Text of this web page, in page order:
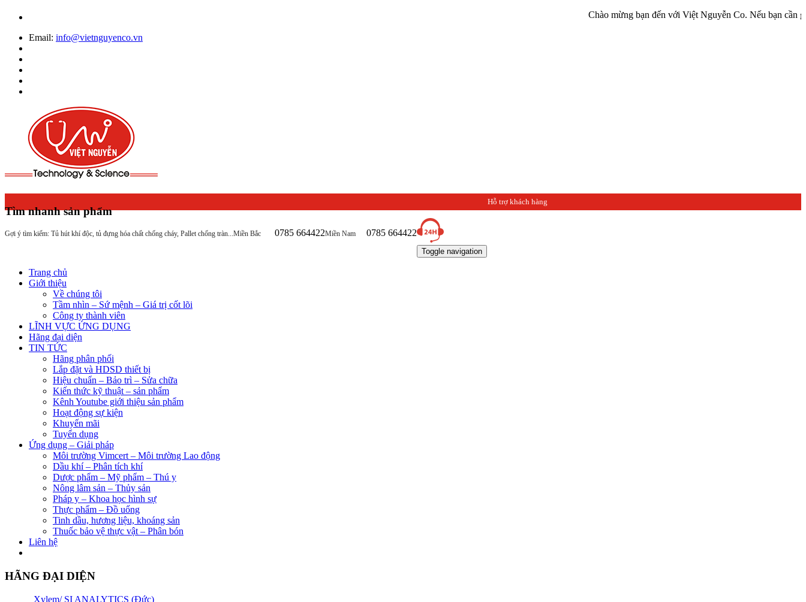
Chào mừng bạn đến với Việt Nguyễn Co. Nếu bạn cần giúp đỡ
Email: info@vietnguyenco.vn
Tìm nhanh sản phẩm
Gợi ý tìm kiếm: Tủ hút khí độc, tủ đựng hóa chất chống cháy, Pallet chống tràn...
Hỗ trợ khách hàng
Miền Bắc 0785 664422Miền Nam 0785 664422
Toggle navigation
Trang chủ
Giới thiệu
Về chúng tôi
Tầm nhìn – Sứ mệnh – Giá trị cốt lõi
Công ty thành viên
LĨNH VỰC ỨNG DỤNG
Hãng đại diện
TIN TỨC
Hãng phân phối
Lắp đặt và HDSD thiết bị
Hiệu chuẩn – Bảo trì – Sửa chữa
Kiến thức kỹ thuật – sản phẩm
Kênh Youtube giới thiệu sản phẩm
Hoạt động sự kiện
Khuyến mãi
Tuyển dụng
Ứng dụng – Giải pháp
Môi trường Vimcert – Môi trường Lao động
Dầu khí – Phân tích khí
Dược phẩm – Mỹ phẩm – Thú y
Nông lâm sản – Thủy sản
Pháp y – Khoa học hình sự
Thực phẩm – Đồ uống
Tinh dầu, hương liệu, khoáng sản
Thuốc bảo vệ thực vật – Phân bón
Liên hệ
HÃNG ĐẠI DIỆN
Xylem/ SI ANALYTICS (Đức)